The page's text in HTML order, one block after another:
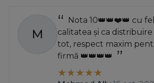
M
Nota 10👑👑❤️👑 cu
calitatea și ca
tot, respect maxim
firmă 👑👑👑👑